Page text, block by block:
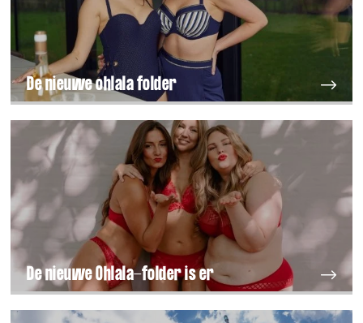
De nieuwe ohlala folder
De nieuwe Ohlala-folder is er